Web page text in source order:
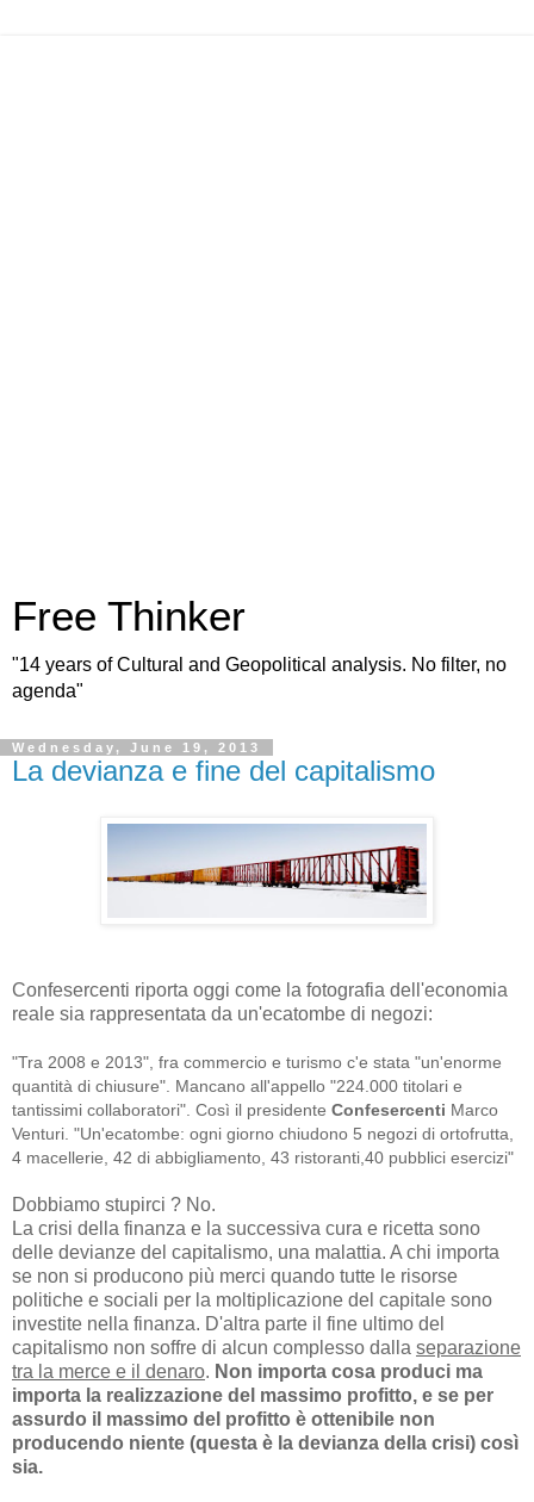
Free Thinker
"14 years of Cultural and Geopolitical analysis. No filter, no
agenda"
Wednesday, June 19, 2013
La devianza e fine del capitalismo
Confesercenti riporta oggi come la fotografia dell'economia
reale sia rappresentata da un'ecatombe di negozi:
"Tra 2008 e 2013", fra commercio e turismo c'e stata "un'enorme
quantità di chiusure". Mancano all'appello "224.000 titolari e
tantissimi collaboratori". Così il presidente Confesercenti Marco
Venturi. "Un'ecatombe: ogni giorno chiudono 5 negozi di ortofrutta,
4 macellerie, 42 di abbigliamento, 43 ristoranti,40 pubblici esercizi"
Dobbiamo stupirci ? No.
La crisi della finanza e la successiva cura e ricetta sono
delle devianze del capitalismo, una malattia. A chi importa
se non si producono più merci quando tutte le risorse
politiche e sociali per la moltiplicazione del capitale sono
investite nella finanza. D'altra parte il fine ultimo del
capitalismo non soffre di alcun complesso dalla separazione
tra la merce e il denaro. Non importa cosa produci ma
importa la realizzazione del massimo profitto, e se per
assurdo il massimo del profitto è ottenibile non
producendo niente (questa è la devianza della crisi) così
sia.